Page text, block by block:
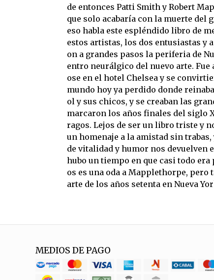
de entonces Patti Smith y Robert
que solo acabaría con la muerte del
eso habla este espléndido libro de
estos artistas, los dos entusiastas y
on a grandes pasos la periferia de
entro neurálgico del nuevo arte. Fue
ose en el hotel Chelsea y se
mundo hoy ya perdido donde
ol y sus chicos, y se creaban las
marcaron los años finales del siglo
ragos. Lejos de ser un libro triste y
un homenaje a la amistad sin
de vitalidad y humor nos devuelven
hubo un tiempo en que casi todo
os es una oda a Mapplethorpe, pero
arte de los años setenta en Nueva
MEDIOS DE PAGO